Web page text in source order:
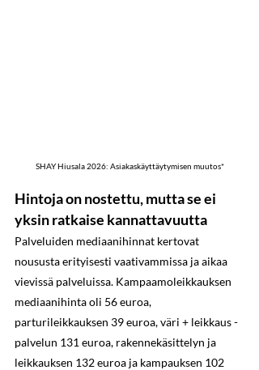
SHAY Hiusala 2026: Asiakaskäyttäytymisen muutos*
Hintoja on nostettu, mutta se ei
yksin ratkaise kannattavuutta
Palveluiden mediaanihinnat kertovat
noususta erityisesti vaativammissa ja aikaa
vievissä palveluissa. Kampaamoleikkauksen
mediaanihinta oli 56 euroa,
parturileikkauksen 39 euroa, väri + leikkaus -
palvelun 131 euroa, rakennekäsittelyn ja
leikkauksen 132 euroa ja kampauksen 102